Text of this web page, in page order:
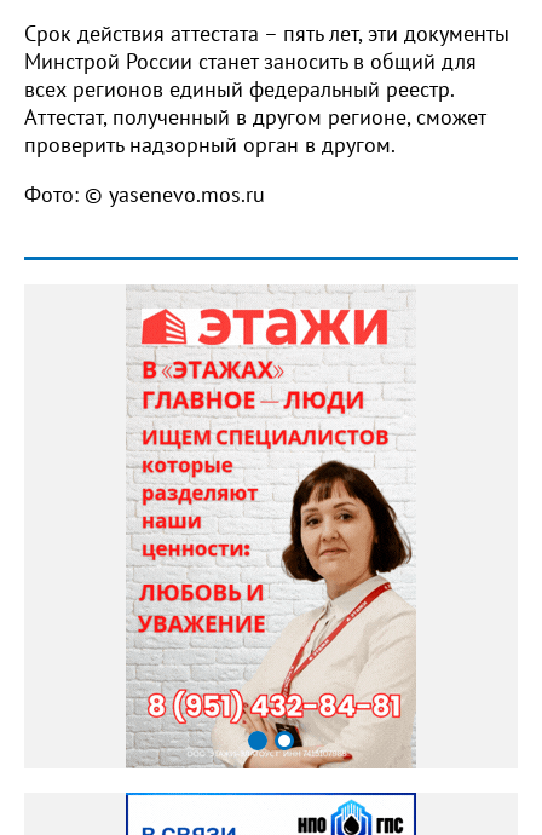
Срок действия аттестата – пять лет, эти документы
Минстрой России станет заносить в общий для
всех регионов единый федеральный реестр.
Аттестат, полученный в другом регионе, сможет
проверить надзорный орган в другом.
Фото: © yasenevo.mos.ru